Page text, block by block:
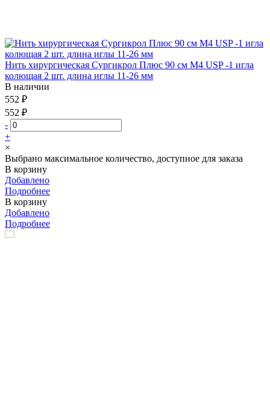
Нить хирургическая Сургикрол Плюс 90 см М4 USP -1 игла
колющая 2 шт. длина иглы 11-26 мм
В наличии
552 ₽
552 ₽
-
+
×
Выбрано максимальное количество, доступное для заказа
В корзину
Добавлено
Подробнее
В корзину
Добавлено
Подробнее